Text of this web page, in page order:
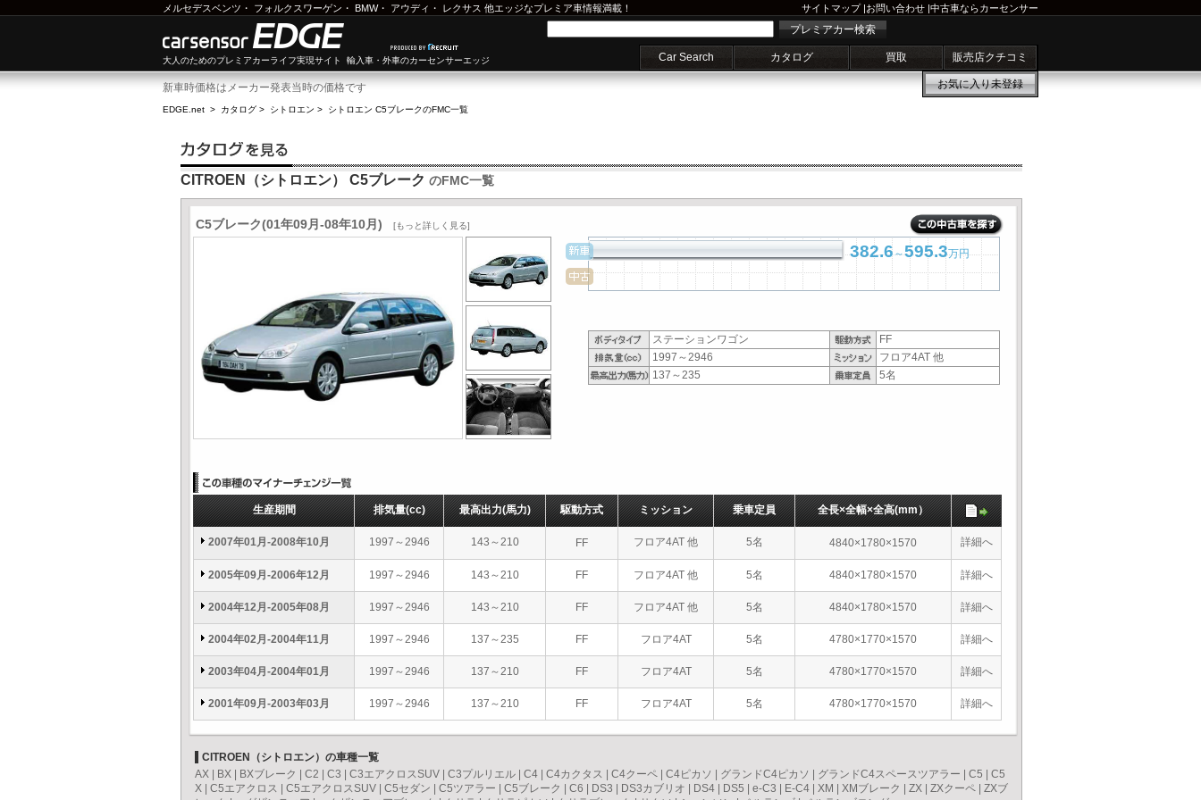
メルセデスベンツ ・ フォルクスワーゲン ・ BMW・ アウディ ・ レクサス 他エッジなプレミア車情報満載！ サイトマップ|お問い合わせ |中古車ならカーセンサー
大人のためのプレミアカーライフ実現サイト 輸入車・外車のカーセンサーエッジ
プレミアカー検索
Car Search カタログ 買取 販売店クチコミ
お気に入り未登録
新車時価格はメーカー発表当時の価格です
EDGE.net > カタログ > シトロエン > シトロエン C5ブレークのFMC一覧
CITROEN（シトロエン） C5ブレーク のFMC一覧
C5ブレーク(01年09月-08年10月) [もっと詳しく見る]
382.6～595.3万円
ステーションワゴン
FF
1997～2946
フロア4AT 他
137～235
5名
生産期間 排気量(cc) 最高出力(馬力) 駆動方式 ミッション 乗車定員 全長×全幅×全高(mm）
2007年01月-2008年10月 1997～2946 143～210 FF フロア4AT 他 5名 4840×1780×1570 詳細へ
2005年09月-2006年12月 1997～2946 143～210 FF フロア4AT 他 5名 4840×1780×1570 詳細へ
2004年12月-2005年08月 1997～2946 143～210 FF フロア4AT 他 5名 4840×1780×1570 詳細へ
2004年02月-2004年11月 1997～2946 137～235 FF フロア4AT 5名 4780×1770×1570 詳細へ
2003年04月-2004年01月 1997～2946 137～210 FF フロア4AT 5名 4780×1770×1570 詳細へ
2001年09月-2003年03月 1997～2946 137～210 FF フロア4AT 5名 4780×1770×1570 詳細へ
CITROEN（シトロエン）の車種一覧
AX
BX BXブレーク C2 C3 C3エアクロスSUV C3プルリエル C4 C4カクタス C4クーペ C4ピカソ グランドC4ピカソ グランドC4スペースツアラー C5
C5
X
C5エアクロス C5エアクロスSUV C5セダン C5ツアラー C5ブレーク C6 DS3 DS3カブリオ DS4 DS5 e-C3 E-C4 XM XMブレーク ZX ZXクーペ
ZXブ